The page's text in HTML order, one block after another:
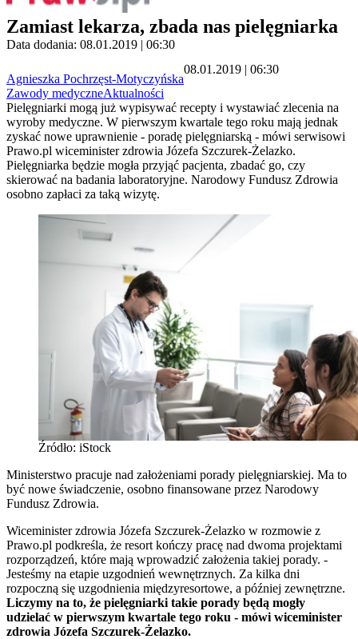
Zamiast lekarza, zbada nas pielęgniarka
Data dodania: 08.01.2019 | 06:30
Agnieszka Pochrzęst-Motyczyńska
08.01.2019 | 06:30
Zawody medyczneAktualności
Pielęgniarki mogą już wypisywać recepty i wystawiać zlecenia na
wyroby medyczne. W pierwszym kwartale tego roku mają jednak
zyskać nowe uprawnienie - poradę pielęgniarską - mówi serwisowi
Prawo.pl wiceminister zdrowia Józefa Szczurek-Żelazko.
Pielęgniarka będzie mogła przyjąć pacjenta, zbadać go, czy
skierować na badania laboratoryjne. Narodowy Fundusz Zdrowia
osobno zapłaci za taką wizytę.
Źródło: iStock
Ministerstwo pracuje nad założeniami porady pielęgniarskiej. Ma to
być nowe świadczenie, osobno finansowane przez Narodowy
Fundusz Zdrowia.
Wiceminister zdrowia Józefa Szczurek-Żelazko w rozmowie z
Prawo.pl podkreśla, że resort kończy pracę nad dwoma projektami
rozporządzeń, które mają wprowadzić założenia takiej porady. -
Jesteśmy na etapie uzgodnień wewnętrznych. Za kilka dni
rozpoczną się uzgodnienia międzyresortowe, a później zewnętrzne.
Liczymy na to, że pielęgniarki takie porady będą mogły
udzielać w pierwszym kwartale tego roku - mówi wiceminister
zdrowia Józefa Szczurek-Żelazko.